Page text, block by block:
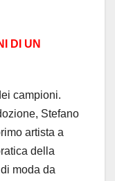
DI UN
campioni.
Stefano
artista a
della
moda da